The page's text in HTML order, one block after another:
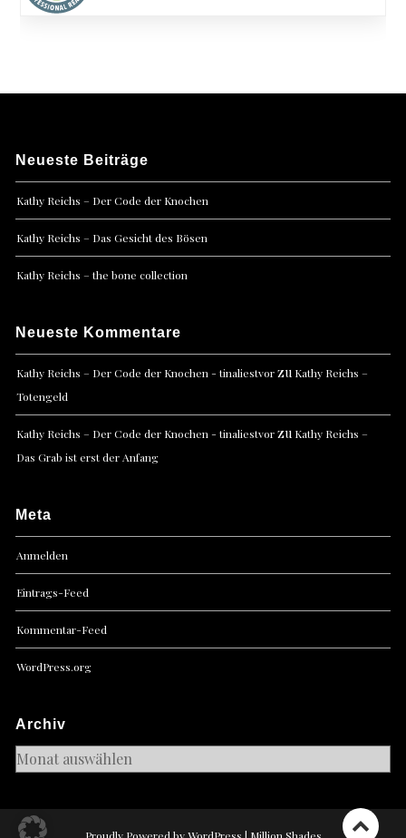
Neueste Beiträge
Kathy Reichs – Der Code der Knochen
Kathy Reichs – Das Gesicht des Bösen
Kathy Reichs – the bone collection
Neueste Kommentare
Kathy Reichs – Der Code der Knochen - tinaliestvorzu Kathy Reichs –
Totengeld
Kathy Reichs – Der Code der Knochen - tinaliestvorzu Kathy Reichs –
Das Grab ist erst der Anfang
Meta
Anmelden
Eintrags-Feed
Kommentar-Feed
WordPress.org
Archiv
Archiv
Proudly Powered by WordPress | Million Shades